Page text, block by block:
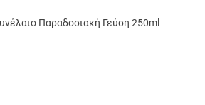
Παραδοσιακή Γεύση 250ml